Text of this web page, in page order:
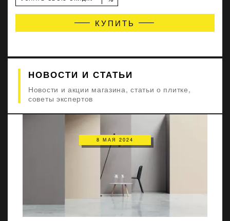
КУПИТЬ
НОВОСТИ И СТАТЬИ
Новости и акции магазина, статьи о плитке,
советы экспертов
8 МАЯ 2024